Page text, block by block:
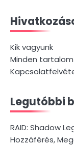
Kik vagyunk
Minden tartalom
Legutóbbi
RAID: Shadow
Hozzáférés,